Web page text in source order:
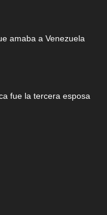
amaba a Venezuela
fue la tercera esposa